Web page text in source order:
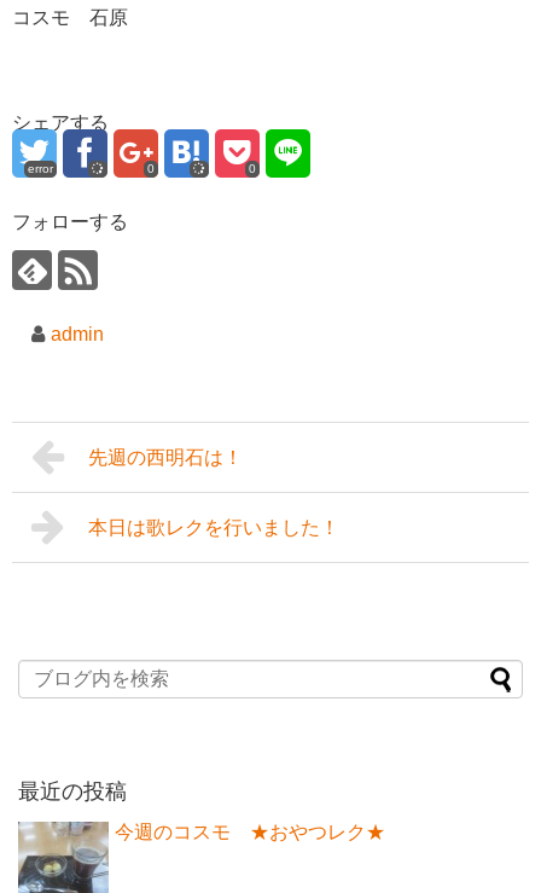
コスモ 石原
シェアする
error 0 0
フォローする
admin
先週の西明石は！
本日は歌レクを行いました！
最近の投稿
今週のコスモ ★おやつレク★